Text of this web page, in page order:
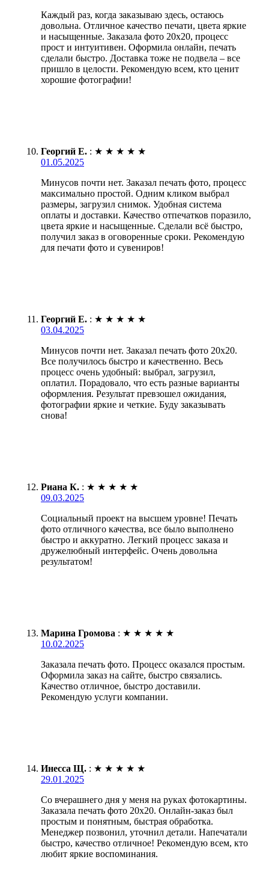
Каждый раз, когда заказываю здесь, остаюсь
довольна. Отличное качество печати, цвета яркие
и насыщенные. Заказала фото 20х20, процесс
прост и интуитивен. Оформила онлайн, печать
сделали быстро. Доставка тоже не подвела – все
пришло в целости. Рекомендую всем, кто ценит
хорошие фотографии!
Георгий Е. : ★ ★ ★ ★ ★
01.05.2025
Минусов почти нет. Заказал печать фото, процесс
максимально простой. Одним кликом выбрал
размеры, загрузил снимок. Удобная система
оплаты и доставки. Качество отпечатков поразило,
цвета яркие и насыщенные. Сделали всё быстро,
получил заказ в оговоренные сроки. Рекомендую
для печати фото и сувениров!
Георгий Е. : ★ ★ ★ ★ ★
03.04.2025
Минусов почти нет. Заказал печать фото 20х20.
Все получилось быстро и качественно. Весь
процесс очень удобный: выбрал, загрузил,
оплатил. Порадовало, что есть разные варианты
оформления. Результат превзошел ожидания,
фотографии яркие и четкие. Буду заказывать
снова!
Риана К. : ★ ★ ★ ★ ★
09.03.2025
Социальный проект на высшем уровне! Печать
фото отличного качества, все было выполнено
быстро и аккуратно. Легкий процесс заказа и
дружелюбный интерфейс. Очень довольна
результатом!
Марина Громова : ★ ★ ★ ★ ★
10.02.2025
Заказала печать фото. Процесс оказался простым.
Оформила заказ на сайте, быстро связались.
Качество отличное, быстро доставили.
Рекомендую услуги компании.
Инесса Щ. : ★ ★ ★ ★ ★
29.01.2025
Со вчерашнего дня у меня на руках фотокартины.
Заказала печать фото 20х20. Онлайн-заказ был
простым и понятным, быстрая обработка.
Менеджер позвонил, уточнил детали. Напечатали
быстро, качество отличное! Рекомендую всем, кто
любит яркие воспоминания.